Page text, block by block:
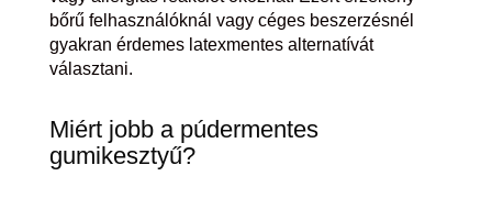
bőrű felhasználóknál vagy céges beszerzésnél
gyakran érdemes latexmentes alternatívát
választani.
Miért jobb a púdermentes
gumikesztyű?